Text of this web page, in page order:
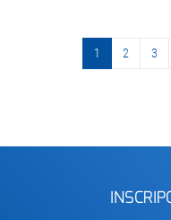
1 2 3